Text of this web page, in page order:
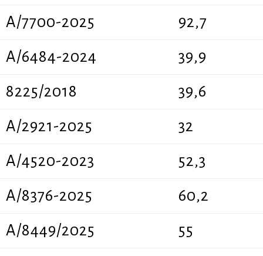
Α/7700-2025 92,7
A/6484-2024 39,9
8225/2018 39,6
A/2921-2025 32
A/4520-2023 52,3
A/8376-2025 60,2
A/8449/2025 55